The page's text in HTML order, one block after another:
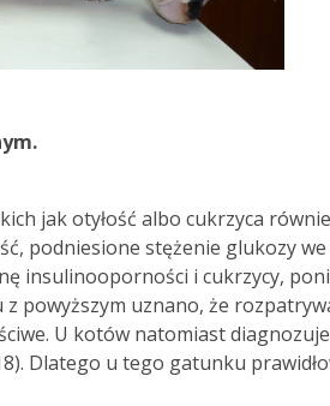
jak otyłość albo cukrzyca
podniesione stężenie glukozy
insulinooporności i cukrzycy,
powyższym uznano, że
U kotów natomiast
Dlatego u tego gatunku